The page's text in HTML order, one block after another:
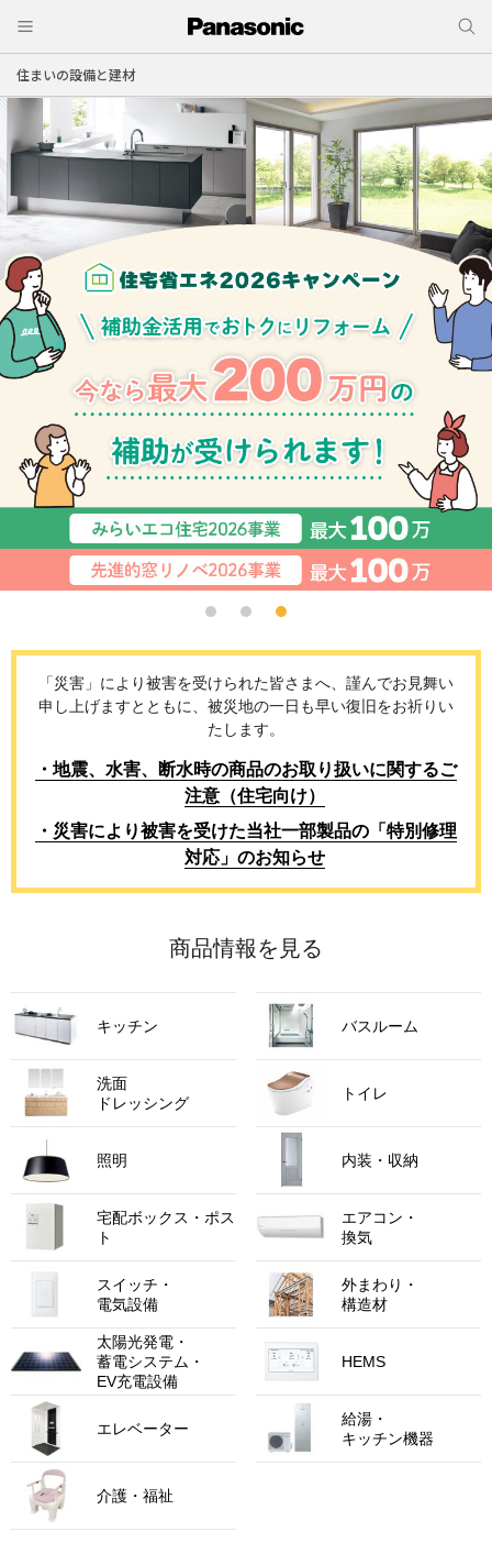
住まいの設備と建材
「災害」により被害を受けられた皆さまへ、 謹んでお見舞い
申し上げますとともに、被災地の一日も早い復旧をお祈りい
たします。
・地震、水害、断水時の商品のお取り扱いに関するご
注意（住宅向け）
・災害により被害を受けた当社一部製品の「特別修理
対応」のお知らせ
商品情報を見る
キッチン バスルーム
洗面
ドレッシング
トイレ
照明 内装・収納
宅配ボックス・ ポス
ト
エアコン・
換気
スイッチ・
電気設備
外まわり・
構造材
太陽光発電・
蓄電システム・
EV充電設備
HEMS
エレベーター
給湯・
キッチン機器
介護・福祉